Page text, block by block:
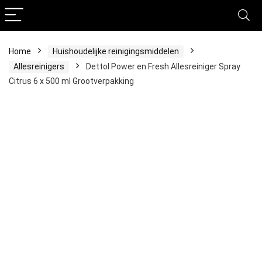
Home
Huishoudelijke reinigingsmiddelen
Allesreinigers
Dettol Power en Fresh Allesreiniger Spray
Citrus 6 x 500 ml Grootverpakking